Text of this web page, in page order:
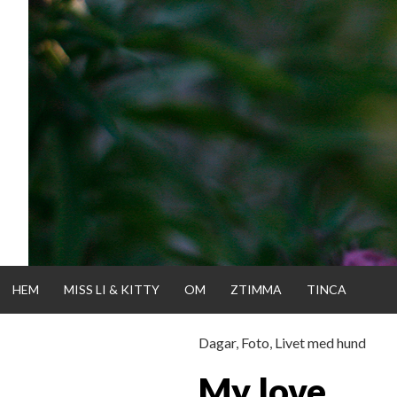
direkt
innehållet
HEM MISS LI & KITTY OM ZTIMMA TINCA
Dagar, Foto, Livet med hund